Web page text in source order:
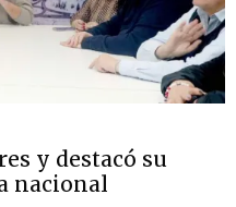
y destacó su
nacional